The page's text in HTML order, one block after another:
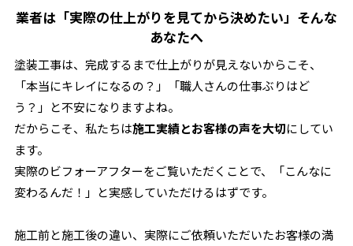
業者は「実際の仕上がりを見てから決めたい」そんな
あなたへ
塗装工事は、完成するまで仕上がりが見えないからこそ、
「本当にキレイになるの？」「職人さんの仕事ぶりはど
う？」と不安になりますよね。
だからこそ、私たちは施工実績とお客様の声を大切にしてい
ます。
実際のビフォーアフターをご覧いただくことで、「こんなに
変わるんだ！」と実感していただけるはずです。
施工前と施工後の違い、実際にご依頼いただいたお客様の満